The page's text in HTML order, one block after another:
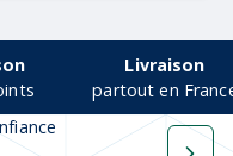
Livraison
partout en